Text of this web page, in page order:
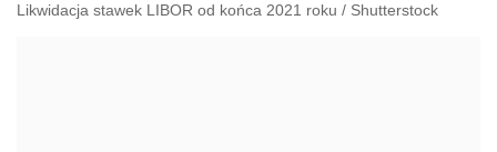
Likwidacja stawek LIBOR od końca 2021 roku / Shutterstock